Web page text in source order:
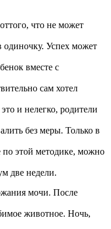
что не может
одиночку. Успех может
вместе с
сам хотел
и нелегко, родители
без меры. Только в
этой методике, можно
две недели.
мочи. После
животное. Hочь,